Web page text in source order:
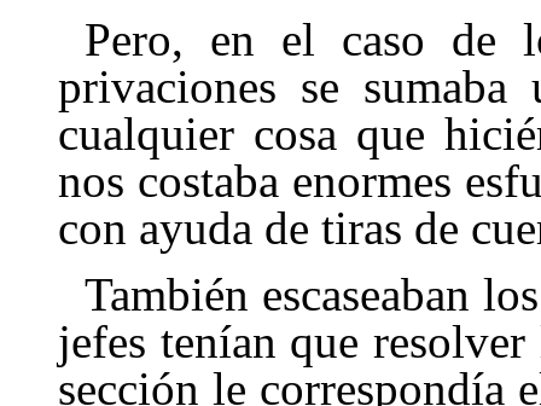
Pero, en el caso de
privaciones se sumaba
cualquier cosa que
nos costaba enormes
con ayuda de tiras de
También escaseaban
jefes tenían que
sección le